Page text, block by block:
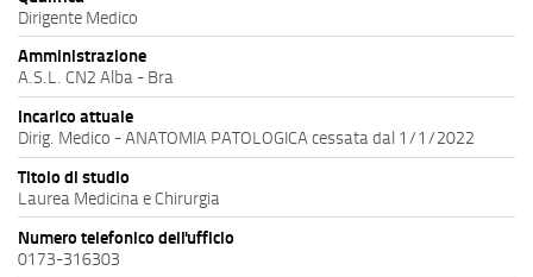
Dirigente Medico
Amministrazione
A.S.L. CN2 Alba - Bra
Incarico attuale
Dirig. Medico - ANATOMIA PATOLOGICA cessata dal 1/1/2022
Titolo di studio
Laurea Medicina e Chirurgia
Numero telefonico dell'ufficio
0173-316303